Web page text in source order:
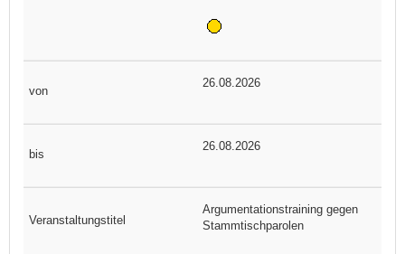
26.08.2026
26.08.2026
Argumentationstraining gegen
Stammtischparolen